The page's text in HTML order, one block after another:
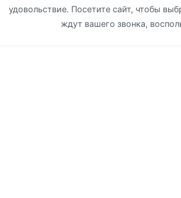
удовольствие. Посетите сайт, чтобы
ждут вашего звонка,